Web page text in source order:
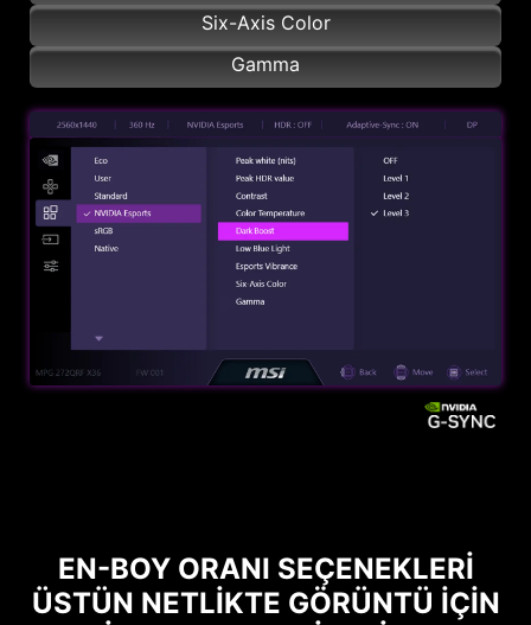
Six-Axis Color
Gamma
EN-BOY ORANI SEÇENEKLERI
ÜSTÜN NETLIKTE GÖRÜNTÜ IÇIN